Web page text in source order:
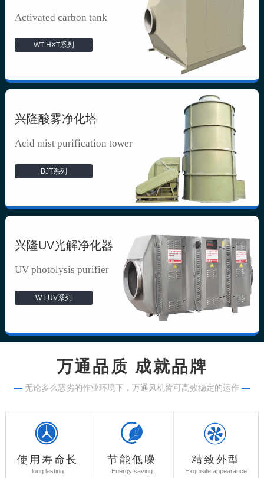
Activated carbon tank
WT-HXT系列
兴隆酸雾净化塔
Acid mist purification tower
BJT系列
兴隆UV光解净化器
UV photolysis purifier
WT-UV系列
万通品质 成就品牌
— 无论多么恶劣的作业环境下，万通风机皆可高效稳定的运作 —
使用寿命长
long lasting
节能低噪
Energy saving
精致外型
Exquisite appearance